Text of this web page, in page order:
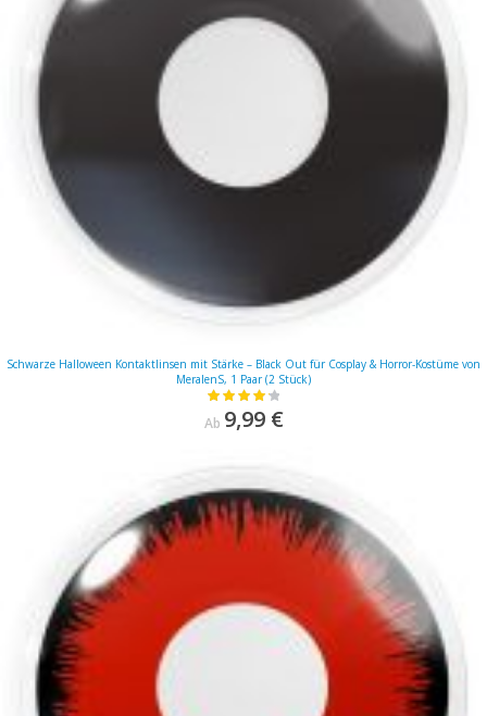
Schwarze Halloween Kontaktlinsen mit Stärke – Black Out für Cosplay & Horror-Kostüme von
MeralenS, 1 Paar (2 Stück)
Bewertung:
87%
Ab 9,99 €